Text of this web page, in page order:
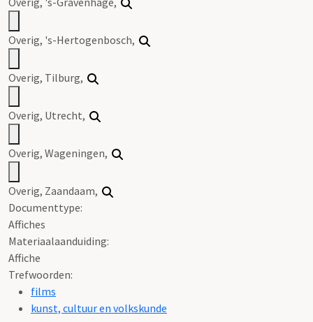
Overig, 's-Hertogenbosch,
Overig, Tilburg,
Overig, Utrecht,
Overig, Wageningen,
Overig, Zaandaam,
Documenttype:
Affiches
Materiaalaanduiding:
Affiche
Trefwoorden:
films
kunst, cultuur en volkskunde